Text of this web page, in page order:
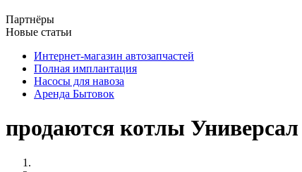
Партнёры
Новые статьи
Интернет-магазин автозапчастей
Полная имплантация
Насосы для навоза
Аренда Бытовок
продаются котлы Универсал